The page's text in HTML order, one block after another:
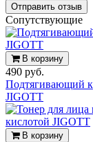
Cопутствующие
В корзину
490 руб.
Подтягивающий
JIGOTT
В корзину